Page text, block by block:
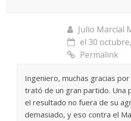
Julio Marcial
el 30
Permalink
Ingeniero, muchas gracias
trató de un gran partido. Una
el resultado no fuera de su
demasiado, y eso contra el